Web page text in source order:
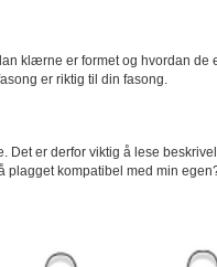
klærne er formet og hvordan de
er riktig til din fasong.
Det er derfor viktig å lese
plagget kompatibel med min